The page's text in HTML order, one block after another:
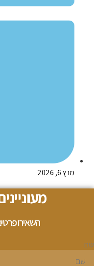
מרץ 6, 2026
השאירו